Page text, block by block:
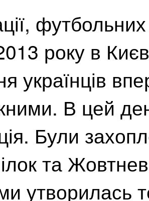
року в
українців
В цей
Були
та
утворилась